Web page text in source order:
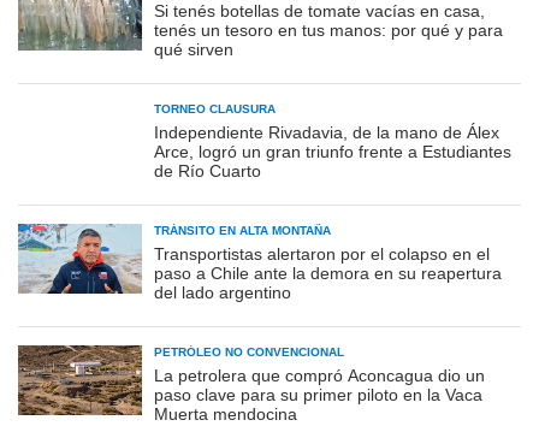
Si tenés botellas de tomate vacías en casa,
tenés un tesoro en tus manos: por qué y para
qué sirven
TORNEO CLAUSURA
Independiente Rivadavia, de la mano de Álex
Arce, logró un gran triunfo frente a Estudiantes
de Río Cuarto
TRÁNSITO EN ALTA MONTAÑA
Transportistas alertaron por el colapso en el
paso a Chile ante la demora en su reapertura
del lado argentino
PETRÓLEO NO CONVENCIONAL
La petrolera que compró Aconcagua dio un
paso clave para su primer piloto en la Vaca
Muerta mendocina